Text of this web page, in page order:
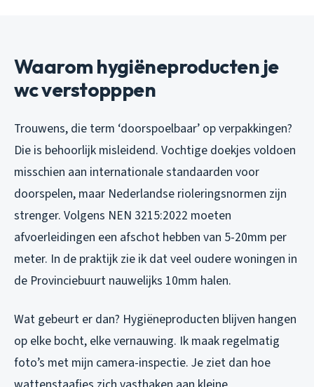
Waarom hygiëneproducten je
wc verstopppen
Trouwens, die term ‘doorspoelbaar’ op verpakkingen?
Die is behoorlijk misleidend. Vochtige doekjes voldoen
misschien aan internationale standaarden voor
doorspelen, maar Nederlandse rioleringsnormen zijn
strenger. Volgens NEN 3215:2022 moeten
afvoerleidingen een afschot hebben van 5-20mm per
meter. In de praktijk zie ik dat veel oudere woningen in
de Provinciebuurt nauwelijks 10mm halen.
Wat gebeurt er dan? Hygiëneproducten blijven hangen
op elke bocht, elke vernauwing. Ik maak regelmatig
foto’s met mijn camera-inspectie. Je ziet dan hoe